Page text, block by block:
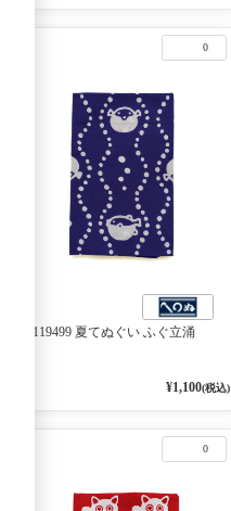
0
6119499 夏てぬぐい ふぐ立涌
¥1,100(税込)
0